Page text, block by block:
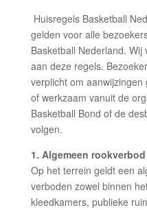
Huisregels Basketball
gelden voor alle
Basketball Nederland.
aan deze regels.
verplicht om
of werkzaam vanuit de
Basketball Bond of de
volgen.
1. Algemeen rookverbod
Op het terrein geldt een
verboden zowel binnen
kleedkamers, publieke